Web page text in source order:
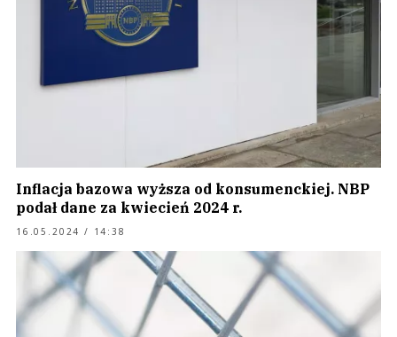
Inflacja bazowa wyższa od konsumenckiej. NBP
podał dane za kwiecień 2024 r.
16.05.2024 / 14:38